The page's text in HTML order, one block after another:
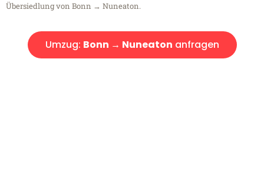
Übersiedlung von Bonn → Nuneaton.
Umzug: Bonn → Nuneaton anfragen